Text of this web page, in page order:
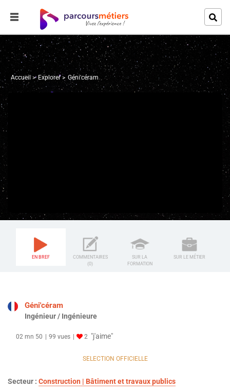
Accueil Explorer Géni'céram
EN BREF
COMMENTAIRES
(0)
SUR LA
FORMATION
SUR LE MÉTIER
Géni'céram
Ingénieur / Ingénieure
02 mn 50 99 vues 2 "j'aime"
SELECTION OFFICIELLE
Secteur : Construction | Bâtiment et travaux publics